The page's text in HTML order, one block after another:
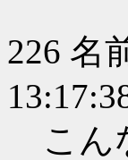
226 名
こん